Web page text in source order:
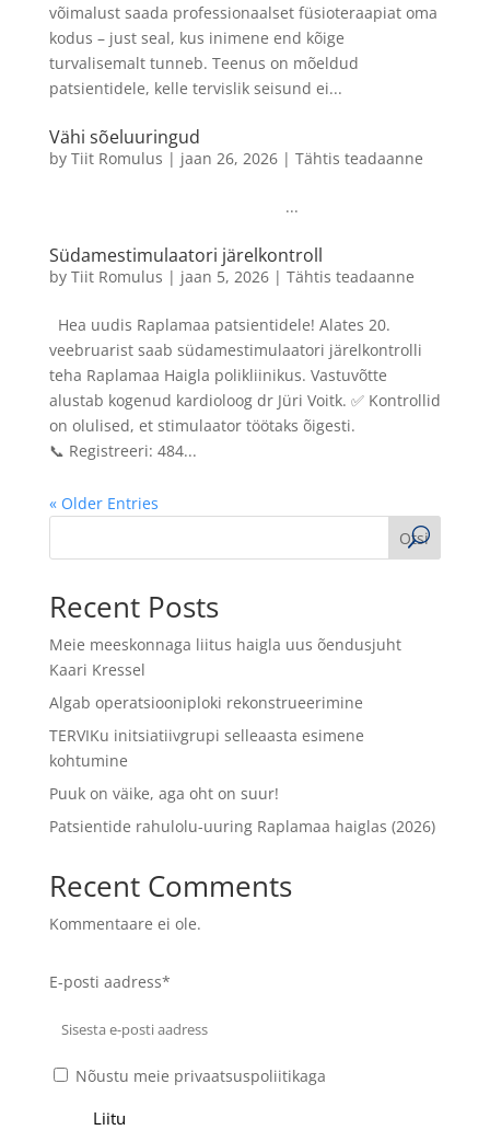
võimalust saada professionaalset füsioteraapiat oma
kodus – just seal, kus inimene end kõige
turvalisemalt tunneb. Teenus on mõeldud
patsientidele, kelle tervislik seisund ei...
Vähi sõeluuringud
by Tiit Romulus | jaan 26, 2026| Tähtis teadaanne
...
Südamestimulaatori järelkontroll
by Tiit Romulus | jaan 5, 2026| Tähtis teadaanne
Hea uudis Raplamaa patsientidele! Alates 20.
veebruarist saab südamestimulaatori järelkontrolli
teha Raplamaa Haigla polikliinikus. Vastuvõtte
alustab kogenud kardioloog dr Jüri Voitk. ✅ Kontrollid
on olulised, et stimulaator töötaks õigesti.
📞 Registreeri: 484...
« Older Entries
Otsi
Recent Posts
Meie meeskonnaga liitus haigla uus õendusjuht
Kaari Kressel
Algab operatsiooniploki rekonstrueerimine
TERVIKu initsiatiivgrupi selleaasta esimene
kohtumine
Puuk on väike, aga oht on suur!
Patsientide rahulolu-uuring Raplamaa haiglas (2026)
Recent Comments
Kommentaare ei ole.
E-posti aadress*
Nõustu meie privaatsuspoliitikaga